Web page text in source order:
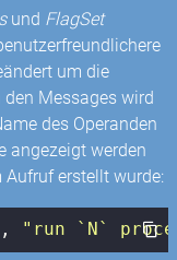
und FlagSet
um die
Messages wird
des Operanden
angezeigt werden
erstellt wurde:
, "run `N`